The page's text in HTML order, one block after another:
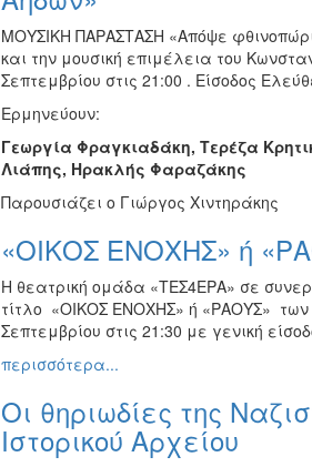
ΜΟΥΣΙΚΗ ΠΑΡΑΣΤΑΣΗ «Απόψε
και την μουσική επιμέλεια του
Σεπτεμβρίου στις 21:00 . Είσοδος
Ερμηνεύουν:
Γεωργία Φραγκιαδάκη, Τερέζα
Λιάπης, Ηρακλής Φαραζάκης
Παρουσιάζει ο Γιώργος Χιντηράκης
«ΟΙΚΟΣ ΕΝΟΧΗΣ» ή
Η θεατρική ομάδα «ΤΕΣ4ΕΡΑ» σε
τίτλο «ΟΙΚΟΣ ΕΝΟΧΗΣ» ή «ΡΑΟΥΣ»
Σεπτεμβρίου στις 21:30 με γενική
περισσότερα...
Οι θηριωδίες της
Ιστορικού Αρχείου